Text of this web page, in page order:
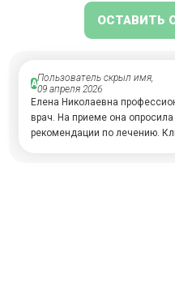
ОСТАВИТЬ
АПользователь скрыл имя,
09 апреля 2026
Елена Николаевна
врач. На приеме она
рекомендации по лечению.